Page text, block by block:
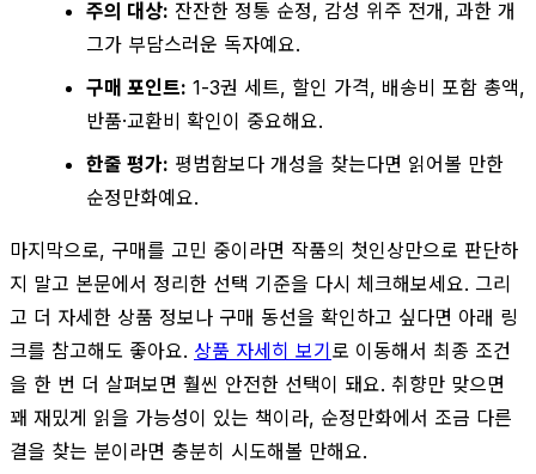
주의 대상: 잔잔한 정통 순정, 감성 위주 전개, 과한 개
그가 부담스러운 독자예요.
구매 포인트: 1-3권 세트, 할인 가격, 배송비 포함 총액,
반품·교환비 확인이 중요해요.
한줄 평가: 평범함보다 개성을 찾는다면 읽어볼 만한
순정만화예요.
마지막으로, 구매를 고민 중이라면 작품의 첫인상만으로 판단하
지 말고 본문에서 정리한 선택 기준을 다시 체크해보세요. 그리
고 더 자세한 상품 정보나 구매 동선을 확인하고 싶다면 아래 링
크를 참고해도 좋아요. 상품 자세히 보기로 이동해서 최종 조건
을 한 번 더 살펴보면 훨씬 안전한 선택이 돼요. 취향만 맞으면
꽤 재밌게 읽을 가능성이 있는 책이라, 순정만화에서 조금 다른
결을 찾는 분이라면 충분히 시도해볼 만해요.